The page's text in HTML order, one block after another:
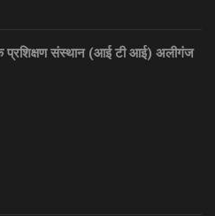
प्रशिक्षण संस्थान (आई टी आई) अलीगंज